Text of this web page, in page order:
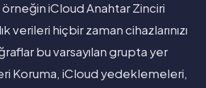
iCloud Anahtar Zinciri
verileri hiçbir zaman cihazlarınızı
bu varsayılan grupta yer
Koruma, iCloud yedeklemeleri,